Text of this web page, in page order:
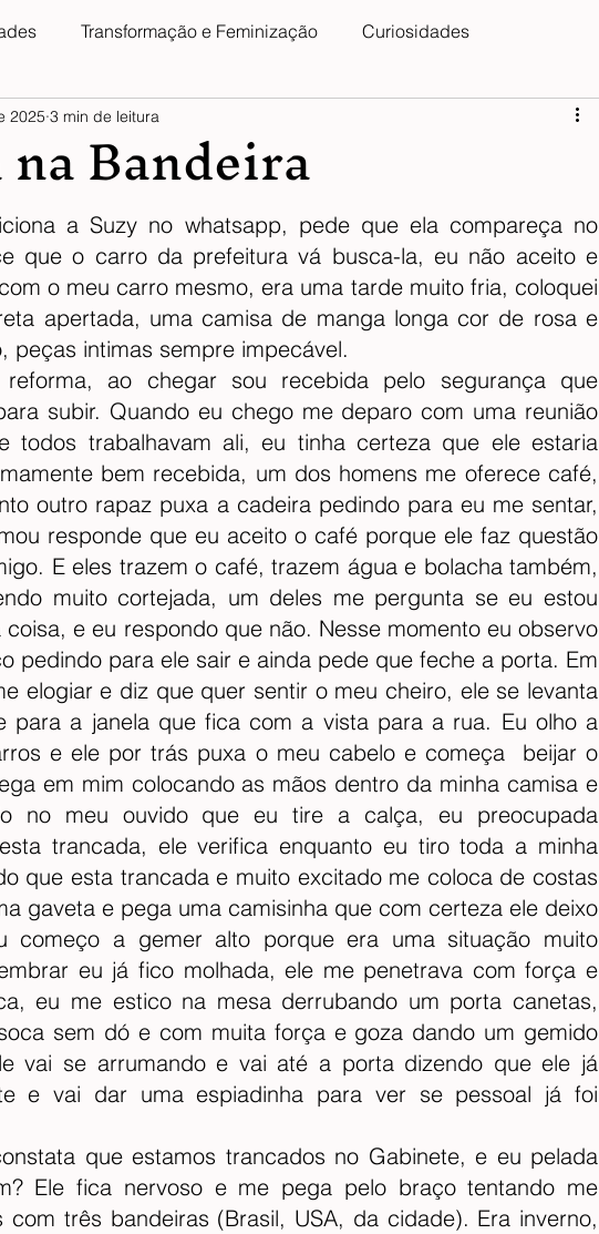
Transformação e Feminização Curiosidades
Bandeira
2025 3 min de leitura
a Suzy no whatsapp, pede que ela compareça no
que o carro da prefeitura vá busca-la, eu não aceito e
o meu carro mesmo, era uma tarde muito fria, coloquei
apertada, uma camisa de manga longa cor de rosa e
peças intimas sempre impecável.
ao chegar sou recebida pelo segurança que
subir. Quando eu chego me deparo com uma reunião
todos trabalhavam ali, eu tinha certeza que ele estaria
bem recebida, um dos homens me oferece café,
outro rapaz puxa a cadeira pedindo para eu me sentar,
responde que eu aceito o café porque ele faz questão
E eles trazem o café, trazem água e bolacha também,
muito cortejada, um deles me pergunta se eu estou
e eu respondo que não. Nesse momento eu observo
pedindo para ele sair e ainda pede que feche a porta. Em
elogiar e diz que quer sentir o meu cheiro, ele se levanta
para a janela que fica com a vista para a rua. Eu olho a
e ele por trás puxa o meu cabelo e começa  beijar o
em mim colocando as mãos dentro da minha camisa e
no meu ouvido que eu tire a calça, eu preocupada
trancada, ele verifica enquanto eu tiro toda a minha
que esta trancada e muito excitado me coloca de costas
gaveta e pega uma camisinha que com certeza ele deixo
começo a gemer alto porque era uma situação muito
eu já fico molhada, ele me penetrava com força e
eu me estico na mesa derrubando um porta canetas,
sem dó e com muita força e goza dando um gemido
vai se arrumando e vai até a porta dizendo que ele já
e vai dar uma espiadinha para ver se pessoal já foi
que estamos trancados no Gabinete, e eu pelada
Ele fica nervoso e me pega pelo braço tentando me
com três bandeiras (Brasil, USA, da cidade). Era inverno,